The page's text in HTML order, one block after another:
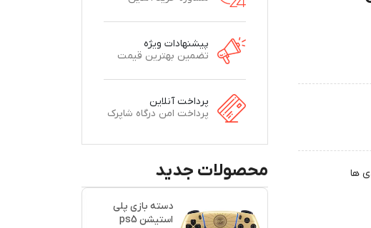
ها
پیشنهادات ویژه
تضمین بهترین قیمت
پرداخت آنلاین
پرداخت امن درگاه شاپرک
محصولات جدید
دسته بازی پلی
استیشن ps5